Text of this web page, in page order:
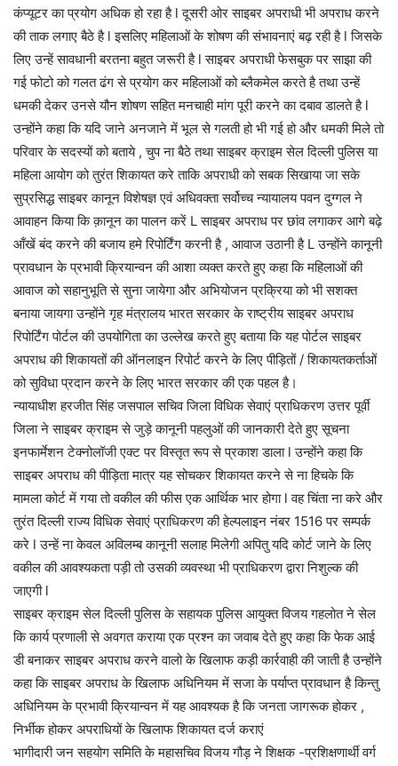
कंप्यूटर का प्रयोग अधिक हो रहा है l दूसरी ओर साइबर अपराधी भी अपराध करने
की ताक लगाए बैठे है l इसलिए महिलाओं के शोषण की संभावनाएं बढ़ रही है l जिसके
लिए उन्हें सावधानी बरतना बहुत जरूरी है l साइबर अपराधी फेसबुक पर साझा की
गई फोटो को गलत ढंग से प्रयोग कर महिलाओं को ब्लैकमेल करते है तथा उन्हें
धमकी देकर उनसे यौन शोषण सहित मनचाही मांग पूरी करने का दबाव डालते है l
उन्होंने कहा कि यदि जाने अनजाने में भूल से गलती हो भी गई हो और धमकी मिले तो
परिवार के सदस्यों को बताये , चुप ना बैठे तथा साइबर क्राइम सेल दिल्ली पुलिस या
महिला आयोग को तुरंत शिकायत करे ताकि अपराधी को सबक सिखाया जा सके
सुप्रसिद्ध साइबर कानून विशेषज्ञ एवं अधिवक्ता सर्वोच्च न्यायालय पवन दुग्गल ने
आवाहन किया कि क़ानून का पालन करें L साइबर अपराध पर छांव लगाकर आगे बढ़े
आँखें बंद करने की बजाय हमे रिपोर्टिंग करनी है , आवाज उठानी है L उन्होंने कानूनी
प्रावधान के प्रभावी क्रियान्वन की आशा व्यक्त करते हुए कहा कि महिलाओं की
आवाज को सहानुभूति से सुना जायेगा और अभियोजन प्रक्रिया को भी सशक्त
बनाया जायगा उन्होंने गृह मंत्रालय भारत सरकार के राष्ट्रीय साइबर अपराध
रिपोर्टिंग पोर्टल की उपयोगिता का उल्लेख करते हुए बताया कि यह पोर्टल साइबर
अपराध की शिकायतों की ऑनलाइन रिपोर्ट करने के लिए पीड़ितों / शिकायतकर्ताओं
को सुविधा प्रदान करने के लिए भारत सरकार की एक पहल है।
न्यायाधीश हरजीत सिंह जसपाल सचिव जिला विधिक सेवाएं प्राधिकरण उत्तर पूर्वी
जिला ने साइबर क्राइम से जुड़े कानूनी पहलुओं की जानकारी देते हुए सूचना
इनफार्मेशन टेक्नोलॉजी एक्ट पर विस्तृत रूप से प्रकाश डाला l उन्होंने कहा कि
साइबर अपराध की पीड़िता मात्र यह सोचकर शिकायत करने से ना हिचके कि
मामला कोर्ट में गया तो वकील की फीस एक आर्थिक भार होगा l वह चिंता ना करे और
तुरंत दिल्ली राज्य विधिक सेवाएं प्राधिकरण की हेल्पलाइन नंबर 1516 पर सम्पर्क
करे l उन्हें ना केवल अविलम्ब कानूनी सलाह मिलेगी अपितु यदि कोर्ट जाने के लिए
वकील की आवश्यकता पड़ी तो उसकी व्यवस्था भी प्राधिकरण द्वारा निशुल्क की
जाएगी l
साइबर क्राइम सेल दिल्ली पुलिस के सहायक पुलिस आयुक्त विजय गहलोत ने सेल
कि कार्य प्रणाली से अवगत कराया एक प्रश्न का जवाब देते हुए कहा कि फेक आई
डी बनाकर साइबर अपराध करने वालो के खिलाफ कड़ी कार्रवाही की जाती है उन्होंने
कहा कि साइबर अपराध के खिलाफ अधिनियम में सजा के पर्याप्त प्रावधान है किन्तु
अधिनियम के प्रभावी क्रियान्वन में यह आवश्यक है कि जनता जागरूक होकर ,
निर्भीक होकर अपराधियों के खिलाफ शिकायत दर्ज कराएं
भागीदारी जन सहयोग समिति के महासचिव विजय गौड़ ने शिक्षक -प्रशिक्षणार्थी वर्ग